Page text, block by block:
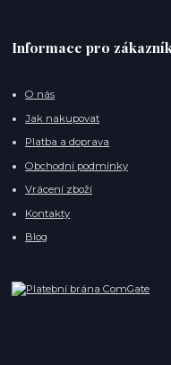
Informace pro
O nás
Jak nakupovat
Platba a doprava
Obchodní podmínky
Vrácení zboží
Kontakty
Blog